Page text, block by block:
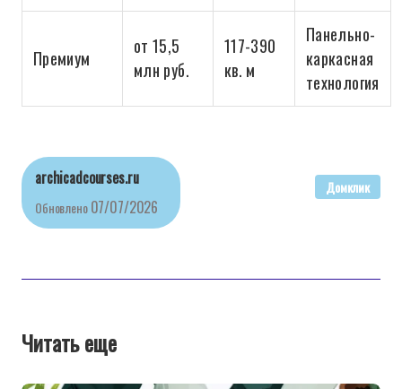
Премиум
от 15,5
млн руб.
117-390
кв. м
Панельно-
каркасная
технология
archicadcourses.ru
Обновлено 07/07/2026
Домклик
Читать еще